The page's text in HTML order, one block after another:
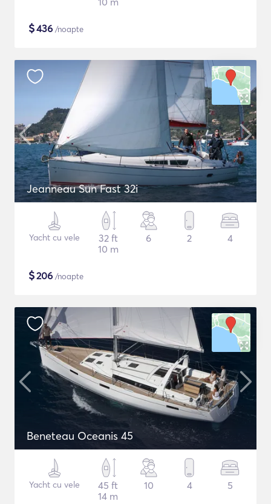
$436 /noapte
Jeanneau Sun Fast 32i
Yacht cu vele
32 ft
10 m
6 2 4
$206 /noapte
Beneteau Oceanis 45
Yacht cu vele
45 ft
14 m
10 4 5